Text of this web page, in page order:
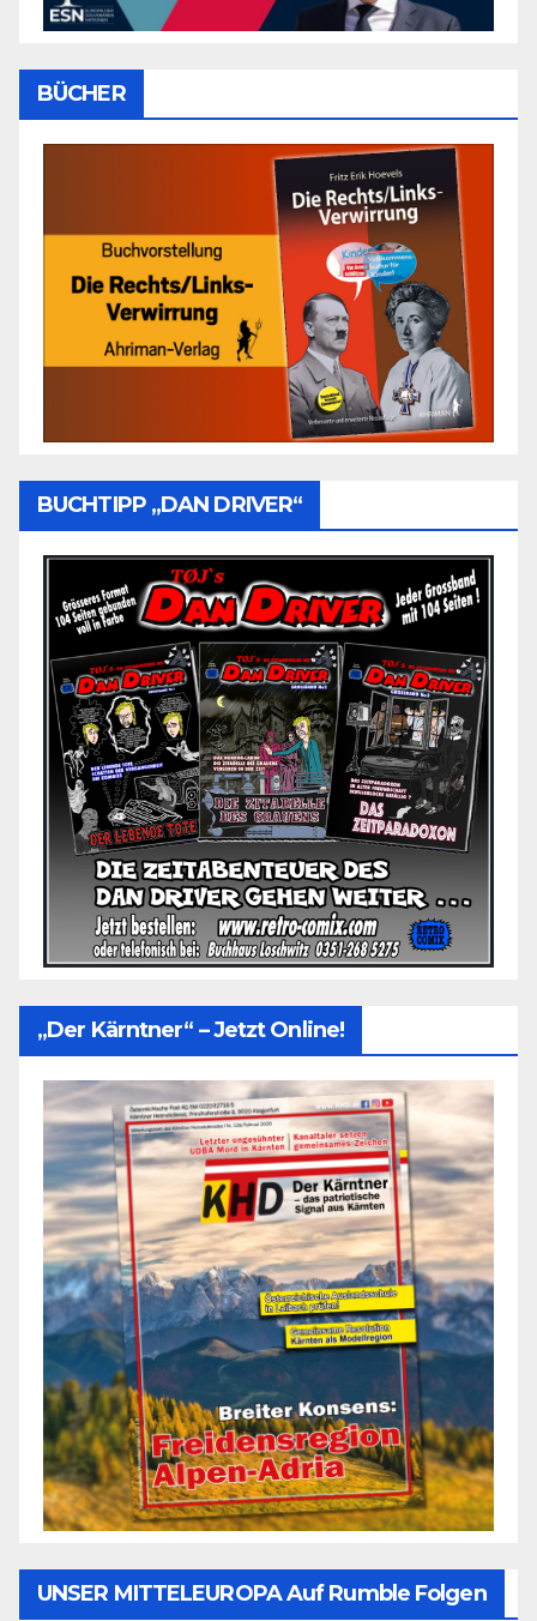
BÜCHER
BUCHTIPP „DAN DRIVER“
„Der Kärntner“ – Jetzt Online!
UNSER MITTELEUROPA Auf Rumble Folgen